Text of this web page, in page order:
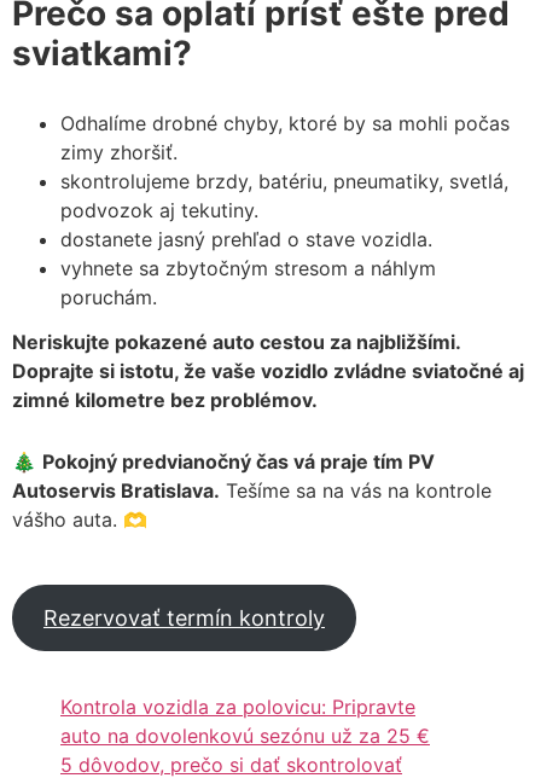
Prečo sa oplatí prísť ešte pred
sviatkami?
Odhalíme drobné chyby, ktoré by sa mohli počas
zimy zhoršiť.
skontrolujeme brzdy, batériu, pneumatiky, svetlá,
podvozok aj tekutiny.
dostanete jasný prehľad o stave vozidla.
vyhnete sa zbytočným stresom a náhlym
poruchám.
Neriskujte pokazené auto cestou za najbližšími.
Doprajte si istotu, že vaše vozidlo zvládne sviatočné aj
zimné kilometre bez problémov.
🎄 Pokojný predvianočný čas vá praje tím PV
Autoservis Bratislava. Tešíme sa na vás na kontrole
vášho auta. 🫶
Rezervovať termín kontroly
Kontrola vozidla za polovicu: Pripravte
auto na dovolenkovú sezónu už za 25 €
5 dôvodov, prečo si dať skontrolovať